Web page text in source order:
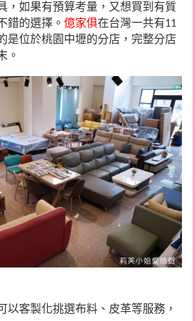
，如果有預算考量，又想買到有質
錯的選擇。 億家俱在台灣一共有11
是位於桃園中壢的分店，完整分店
。
以客製化挑選布料、皮革等服務，